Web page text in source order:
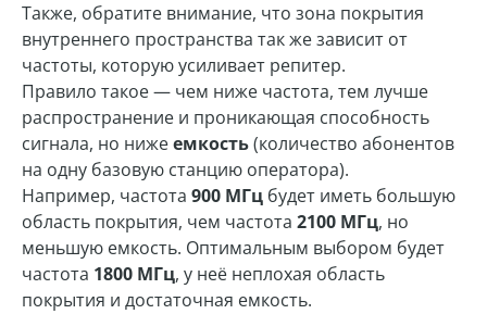
Также, обратите внимание, что зона покрытия
внутреннего пространства так же зависит от
частоты, которую усиливает репитер.
Правило такое — чем ниже частота, тем лучше
распространение и проникающая способность
сигнала, но нижеемкость(количество абонентов
на одну базовую станцию оператора).
Например, частота 900 МГц будет иметь большую
область покрытия, чем частота 2100 МГц, но
меньшую емкость. Оптимальным выбором будет
частота 1800 МГц, у неё неплохая область
покрытия и достаточная емкость.